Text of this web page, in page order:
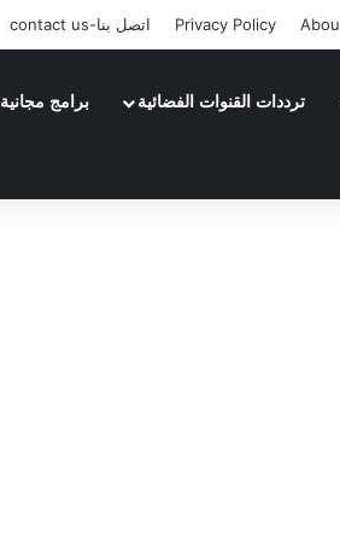
Privacy Policy اتصل بنا-contact us
ترددات القنوات الفضائية برامج مجانية